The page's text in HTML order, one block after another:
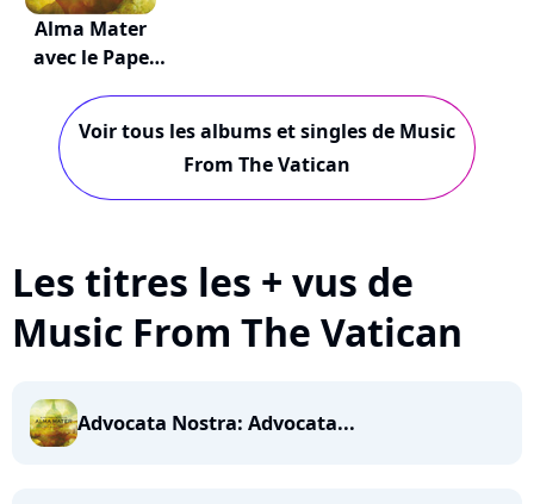
Alma Mater
avec le Pape
Voir tous les albums et singles de Music
From The Vatican
Les titres les + vus de
Music From The Vatican
Advocata Nostra: Advocata...